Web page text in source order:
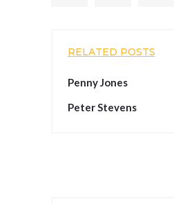
RELATED POSTS
Penny Jones
Peter Stevens